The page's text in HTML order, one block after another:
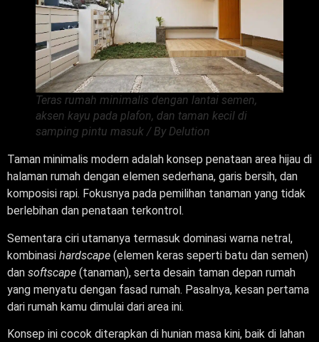
Teras rumah minimalis dengan lantai semen,
aksen kayu pada plafon, dan taman kecil di
samping pintu masuk / By Delution
Taman minimalis modern adalah konsep penataan area hijau di
halaman rumah dengan elemen sederhana, garis bersih, dan
komposisi rapi. Fokusnya pada pemilihan tanaman yang tidak
berlebihan dan penataan terkontrol.
Sementara ciri utamanya termasuk dominasi warna netral,
kombinasi hardscape (elemen keras seperti batu dan semen)
dan softscape (tanaman), serta desain taman depan rumah
yang menyatu dengan fasad rumah. Pasalnya, kesan pertama
dari rumah kamu dimulai dari area ini.
Konsep ini cocok diterapkan di hunian masa kini, baik di lahan